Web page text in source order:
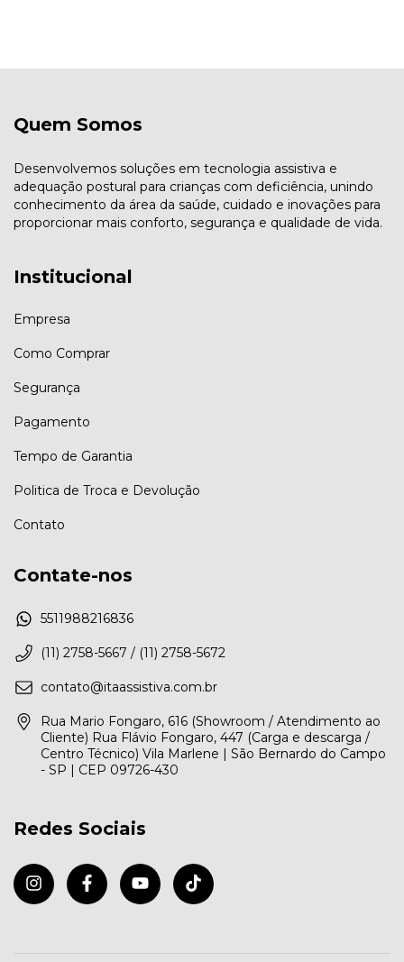
Quem Somos
Desenvolvemos soluções em tecnologia assistiva e
adequação postural para crianças com deficiência, unindo
conhecimento da área da saúde, cuidado e inovações para
proporcionar mais conforto, segurança e qualidade de vida.
Institucional
Empresa
Como Comprar
Segurança
Pagamento
Tempo de Garantia
Politica de Troca e Devolução
Contato
Contate-nos
5511988216836
(11) 2758-5667 / (11) 2758-5672
contato@itaassistiva.com.br
Rua Mario Fongaro, 616 (Showroom / Atendimento ao
Cliente) Rua Flávio Fongaro, 447 (Carga e descarga /
Centro Técnico) Vila Marlene | São Bernardo do Campo
- SP | CEP 09726-430
Redes Sociais